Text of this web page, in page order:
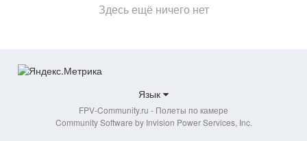
Здесь ещё ничего нет
Язык
FPV-Community.ru - Полеты по камере
Community Software by Invision Power Services, Inc.